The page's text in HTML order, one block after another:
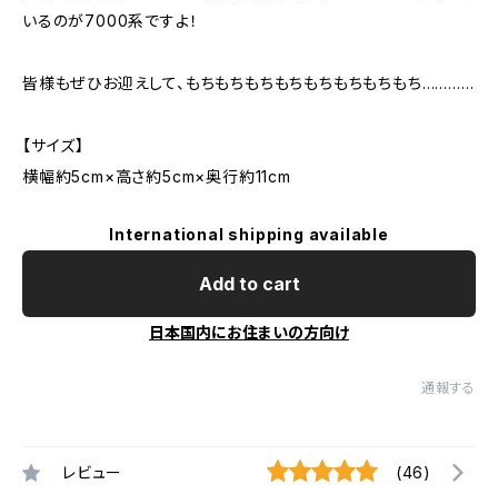
いるのが7000系ですよ！
皆様もぜひお迎えして、もちもちもちもちもちもちもちもち…………
【サイズ】
横幅約5cm×高さ約5cm×奥行約11cm
International shipping available
Add to cart
日本国内にお住まいの方向け
通報する
レビュー (46)